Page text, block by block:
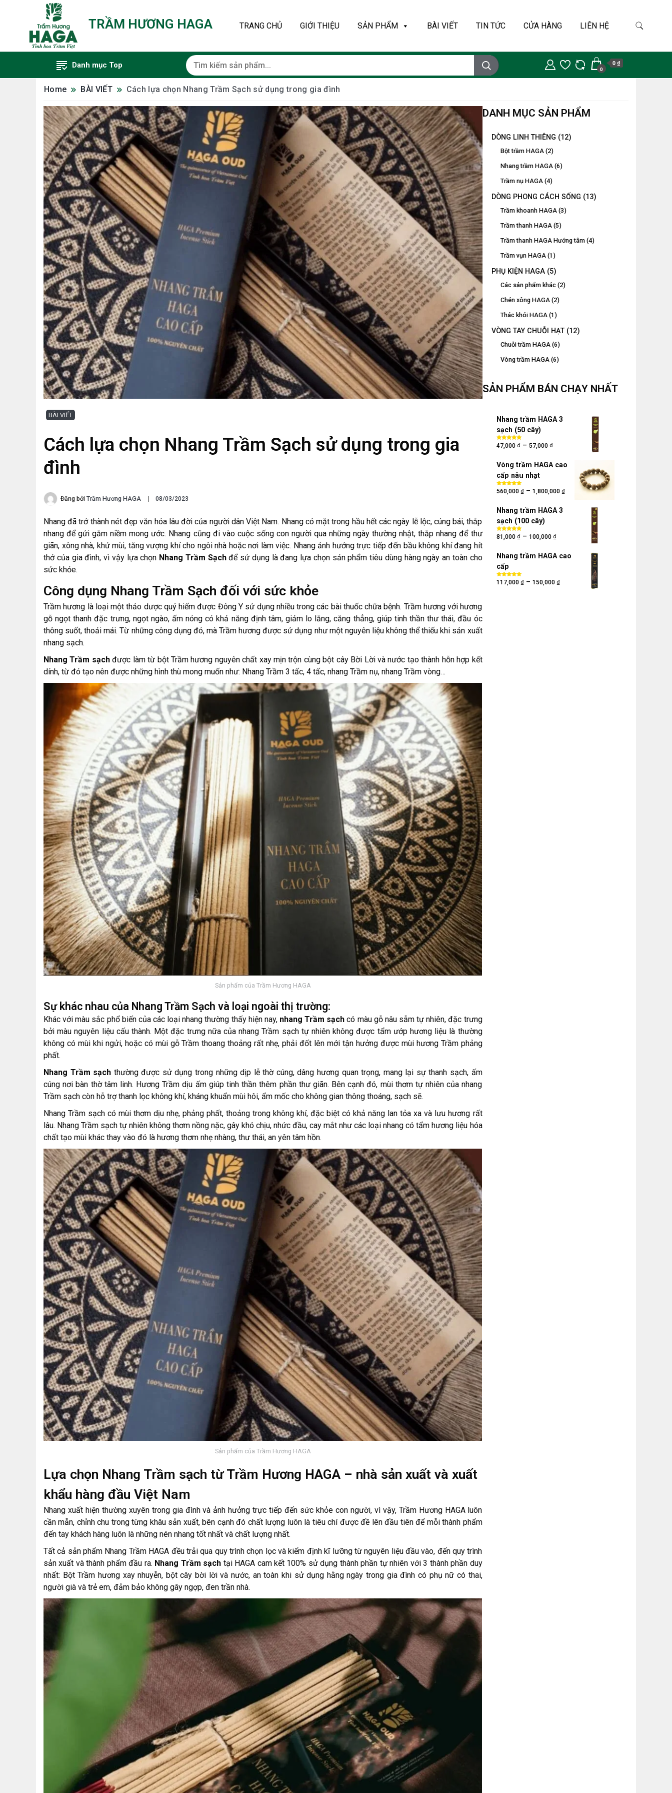
TRẦM HƯƠNG HAGA TRANG CHỦ GIỚI THIỆU SẢN PHẨM BÀI VIẾT TIN TỨC CỬA HÀNG LIÊN HỆ
Danh mục Top 0
0 ₫
Home BÀI VIẾT Cách lựa chọn Nhang Trầm Sạch sử dụng trong gia đình
BÀI VIẾT
Cách lựa chọn Nhang Trầm Sạch sử dụng trong gia
đình
Đăng bởi Trầm Hương HAGA 08/03/2023
Nhang đã trở thành nét đẹp văn hóa lâu đời của người dân Việt Nam. Nhang có mặt trong hầu hết các ngày lễ lộc, cúng bái, thắp
nhang để gửi gắm niềm mong ước. Nhang cũng đi vào cuộc sống con người qua những ngày thường nhật, thắp nhang để thư
giãn, xông nhà, khử mùi, tăng vượng khí cho ngôi nhà hoặc nơi làm việc. Nhang ảnh hưởng trực tiếp đến bầu không khí đang hít
thở của gia đình, vì vậy lựa chọn Nhang Trầm Sạchđể sử dụng là đang lựa chọn sản phẩm tiêu dùng hàng ngày an toàn cho
sức khỏe.
Công dụng Nhang Trầm Sạch đối với sức khỏe
Trầm hương là loại một thảo dược quý hiếm được Đông Y sử dụng nhiều trong các bài thuốc chữa bệnh. Trầm hương với hương
gỗ ngọt thanh đặc trưng, ngọt ngào, ấm nóng có khả năng định tâm, giảm lo lắng, căng thẳng, giúp tinh thần thư thái, đầu óc
thông suốt, thoải mái. Từ những công dụng đó, mà Trầm hương được sử dụng như một nguyên liệu không thể thiếu khi sản xuất
nhang sạch.
Nhang Trầm sạchđược làm từ bột Trầm hương nguyên chất xay mịn trộn cùng bột cây Bời Lời và nước tạo thành hỗn hợp kết
dính, từ đó tạo nên được những hình thù mong muốn như: Nhang Trầm 3 tấc, 4 tấc, nhang Trầm nụ, nhang Trầm vòng…
Sản phẩm của Trầm Hương HAGA
Sự khác nhau của Nhang Trầm Sạch và loại ngoài thị trường:
Khác với màu sắc phổ biến của các loại nhang thường thấy hiện nay, nhang Trầm sạch có màu gỗ nâu sẫm tự nhiên, đặc trưng
bởi màu nguyên liệu cấu thành. Một đặc trưng nữa của nhang Trầm sạch tự nhiên không được tẩm ướp hương liệu là thường
không có mùi khi ngửi, hoặc có mùi gỗ Trầm thoang thoảng rất nhẹ, phải đốt lên mới tận hưởng được mùi hương Trầm phảng
phất.
Nhang Trầm sạch thường được sử dụng trong những dịp lễ thờ cúng, dâng hương quan trọng, mang lại sự thanh sạch, ấm
cúng nơi bàn thờ tâm linh. Hương Trầm dịu ấm giúp tinh thần thêm phần thư giãn. Bên cạnh đó, mùi thơm tự nhiên của nhang
Trầm sạch còn hỗ trợ thanh lọc không khí, kháng khuẩn mùi hôi, ẩm mốc cho không gian thông thoáng, sạch sẽ.
Nhang Trầm sạch có mùi thơm dịu nhẹ, phảng phất, thoảng trong không khí, đặc biệt có khả năng lan tỏa xa và lưu hương rất
lâu. Nhang Trầm sạch tự nhiên không thơm nồng nặc, gây khó chịu, nhức đầu, cay mắt như các loại nhang có tẩm hương liệu hóa
chất tạo mùi khác thay vào đó là hương thơm nhẹ nhàng, thư thái, an yên tâm hồn.
Sản phẩm của Trầm Hương HAGA
Lựa chọn Nhang Trầm sạch từ Trầm Hương HAGA – nhà sản xuất và xuất
khẩu hàng đầu Việt Nam
Nhang xuất hiện thường xuyên trong gia đình và ảnh hưởng trực tiếp đến sức khỏe con người, vì vậy, Trầm Hương HAGA luôn
cần mẫn, chỉnh chu trong từng khâu sản xuất, bên cạnh đó chất lượng luôn là tiêu chí được đề lên đầu tiên để mỗi thành phẩm
đến tay khách hàng luôn là những nén nhang tốt nhất và chất lượng nhất.
Tất cả sản phẩm Nhang Trầm HAGA đều trải qua quy trình chọn lọc và kiểm định kĩ lưỡng từ nguyên liệu đầu vào, đến quy trình
sản xuất và thành phẩm đầu ra. Nhang Trầm sạch tại HAGA cam kết 100% sử dụng thành phần tự nhiên với 3 thành phần duy
nhất: Bột Trầm hương xay nhuyễn, bột cây bời lời và nước, an toàn khi sử dụng hằng ngày trong gia đình có phụ nữ có thai,
người già và trẻ em, đảm bảo không gây ngợp, đen trần nhà.
DANH MỤC SẢN PHẨM
DÒNG LINH THIÊNG (12)
Bột trầm HAGA (2)
Nhang trầm HAGA (6)
Trầm nụ HAGA (4)
DÒNG PHONG CÁCH SỐNG (13)
Trầm khoanh HAGA (3)
Trầm thanh HAGA (5)
Trầm thanh HAGA Hướng tâm (4)
Trầm vụn HAGA (1)
PHỤ KIỆN HAGA (5)
Các sản phẩm khác (2)
Chén xông HAGA (2)
Thác khói HAGA (1)
VÒNG TAY CHUỖI HẠT (12)
Chuỗi trầm HAGA (6)
Vòng trầm HAGA (6)
SẢN PHẨM BÁN CHẠY NHẤT
Nhang trầm HAGA 3
sạch (50 cây)
Được xếp
hạng 5.005
47,000 ₫– 57,000 ₫
Vòng trầm HAGA cao
cấp nâu nhạt
Được xếp
hạng5.005
560,000 ₫– 1,800,000 ₫
Nhang trầm HAGA 3
sạch (100 cây)
Được xếp
hạng 5.005
81,000 ₫– 100,000 ₫
Nhang trầm HAGA cao
cấp
Được xếp
hạng5.005
117,000 ₫– 150,000 ₫